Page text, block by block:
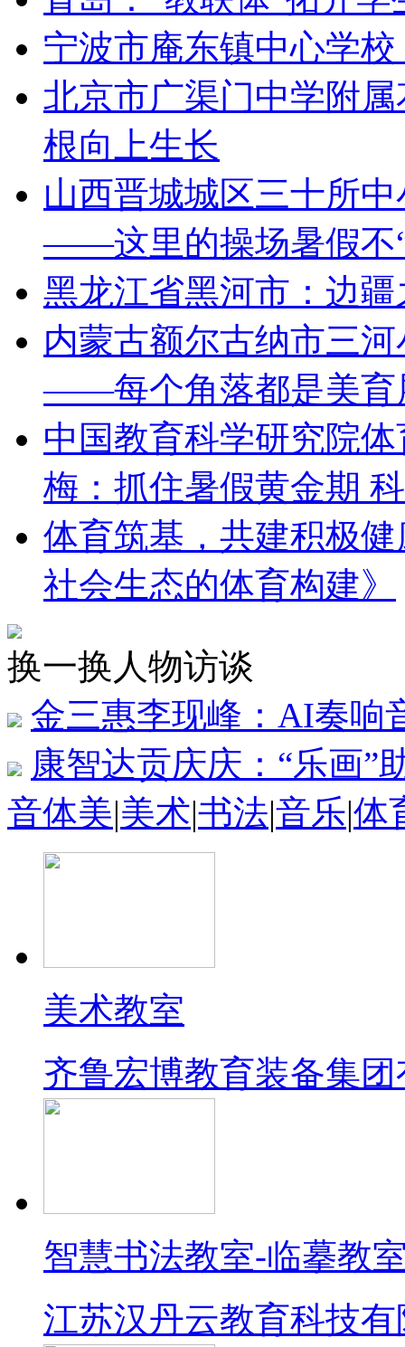
青岛：“教联体”拓开
宁波市庵东镇中心学
北京市广渠门中学附
根向上生长
山西晋城城区三十所
——这里的操场暑假不
黑龙江省黑河市：边
内蒙古额尔古纳市三
——每个角落都是美育
中国教育科学研究院
梅：抓住暑假黄金期
体育筑基，共建积极
社会生态的体育构建》
换一换人物访谈
金三惠李现峰：AI奏响
康智达贡庆庆：“乐画”
音体美|美术|书法|音乐|体
美术教室
齐鲁宏博教育装备集
智慧书法教室-临摹教